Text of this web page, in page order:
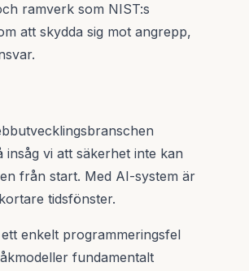
ramverk som NIST:s
att skydda sig mot angrepp,
vi att säkerhet inte kan
från start. Med AI-system är
tidsfönster.
enkelt programmeringsfel
fundamentalt